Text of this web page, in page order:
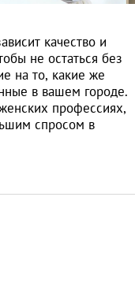
качество и
не остаться без
на то, какие же
в вашем городе.
профессиях,
спросом в